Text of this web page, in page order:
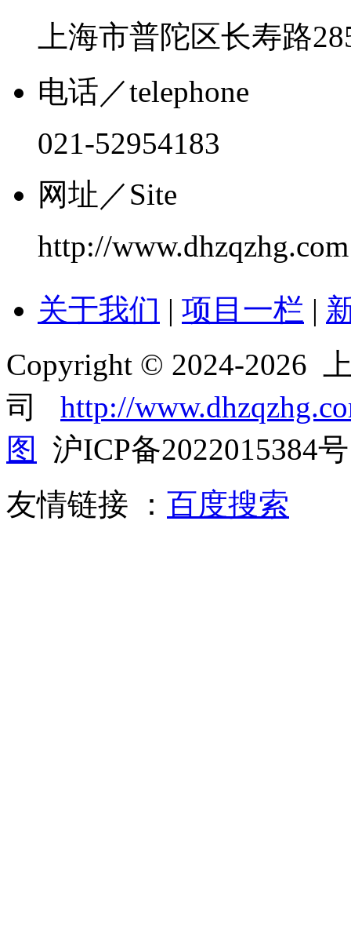
上海市普陀区长寿路
电话／telephone
021-52954183
网址 ／Site
http://www.dhzqzhg.com
关于我们 | 项目一栏 |
Copyright © 2024-2026
司 http://
图
沪ICP备2022015384号
友情链接 ： 百度搜索